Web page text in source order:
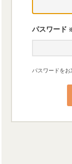
パスワード
パスワードを